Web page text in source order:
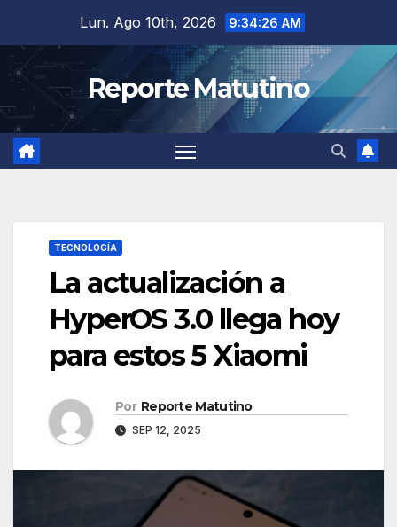
contenido
Lun. Ago 10th, 2026 9:34:27 AM
Reporte Matutino
TECNOLOGÍA
La actualización a
HyperOS 3.0 llega hoy
para estos 5 Xiaomi
Por Reporte Matutino
SEP 12, 2025